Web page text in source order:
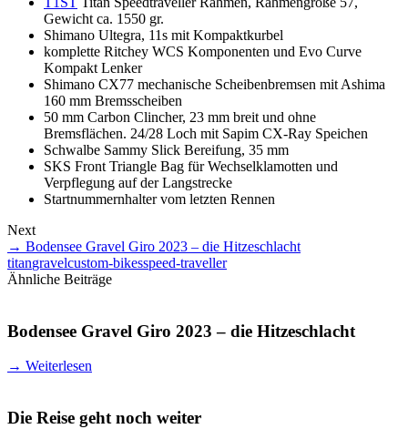
Gewicht ca. 1550 gr.
Shimano Ultegra, 11s mit Kompaktkurbel
komplette Ritchey WCS Komponenten und Evo Curve
Kompakt Lenker
Shimano CX77 mechanische Scheibenbremsen mit Ashima
160 mm Bremsscheiben
50 mm Carbon Clincher, 23 mm breit und ohne
Bremsflächen. 24/28 Loch mit Sapim CX-Ray Speichen
Schwalbe Sammy Slick Bereifung, 35 mm
SKS Front Triangle Bag für Wechselklamotten und
Verpflegung auf der Langstrecke
Startnummernhalter vom letzten Rennen
Next
→ Bodensee Gravel Giro 2023 – die Hitzeschlacht
titangravelcustom-bikesspeed-traveller
Ähnliche Beiträge
Bodensee Gravel Giro 2023 – die Hitzeschlacht
→ Weiterlesen
Die Reise geht noch weiter